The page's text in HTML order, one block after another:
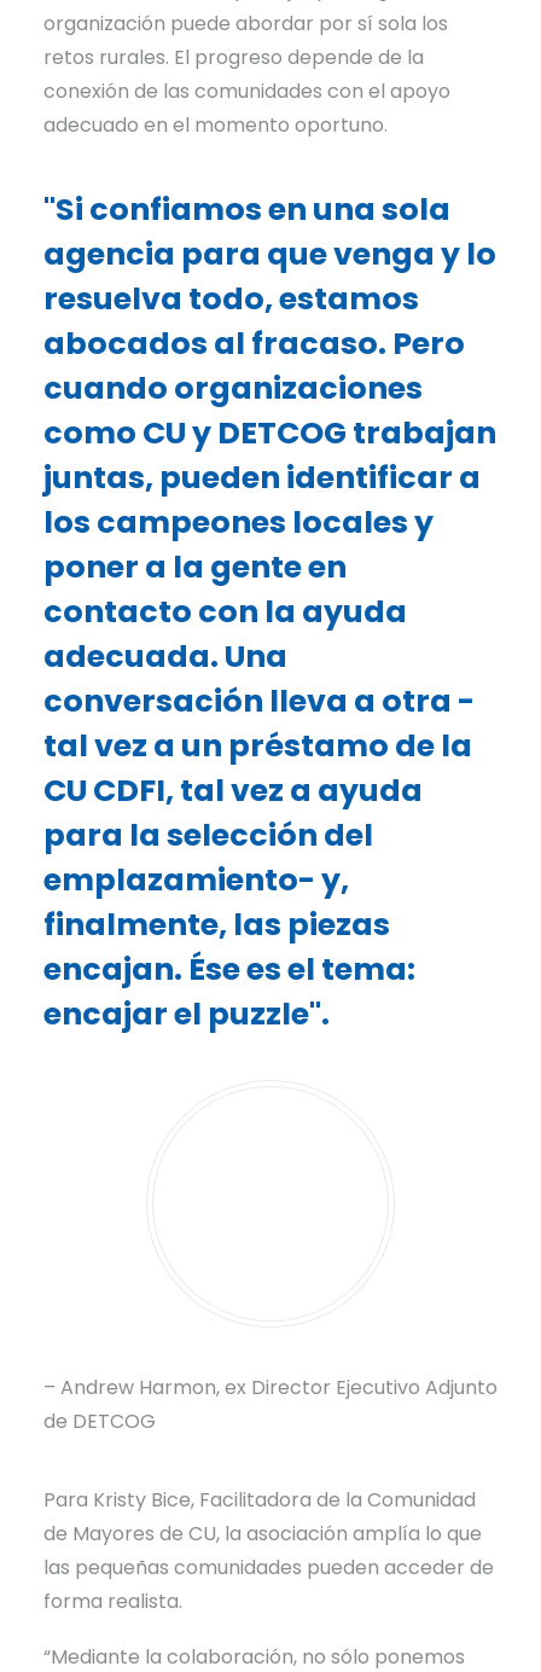
organización puede abordar por sí sola los
retos rurales. El progreso depende de la
conexión de las comunidades con el apoyo
adecuado en el momento oportuno.
"Si confiamos en una sola
agencia para que venga y lo
resuelva todo, estamos
abocados al fracaso. Pero
cuando organizaciones
como CU y DETCOG trabajan
juntas, pueden identificar a
los campeones locales y
poner a la gente en
contacto con la ayuda
adecuada. Una
conversación lleva a otra -
tal vez a un préstamo de la
CU CDFI, tal vez a ayuda
para la selección del
emplazamiento- y,
finalmente, las piezas
encajan. Ése es el tema:
encajar el puzzle".
– Andrew Harmon, ex Director Ejecutivo Adjunto
de DETCOG
Para Kristy Bice, Facilitadora de la Comunidad
de Mayores de CU, la asociación amplía lo que
las pequeñas comunidades pueden acceder de
forma realista.
“Mediante la colaboración, no sólo ponemos